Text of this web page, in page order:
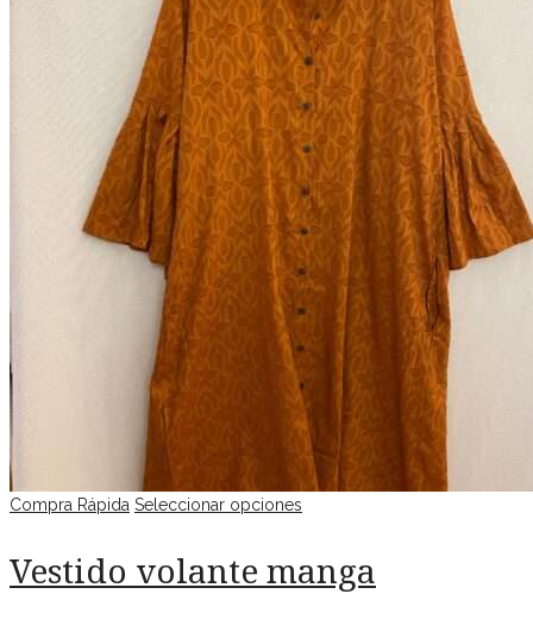
Compra Rápida Seleccionar opciones
Vestido volante manga